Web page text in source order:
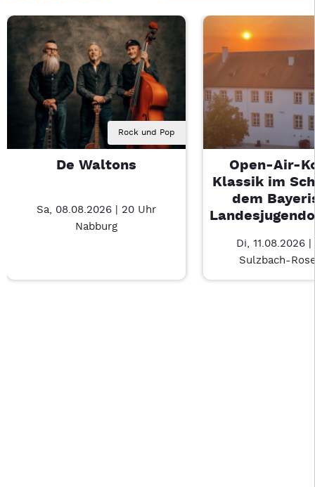
Rock und Pop
De Waltons
Sa, 08.08.2026 | 20 Uhr
Nabburg
Open-Air-
Klassik im
dem
Di, 11.08.2026
Sulzbach-